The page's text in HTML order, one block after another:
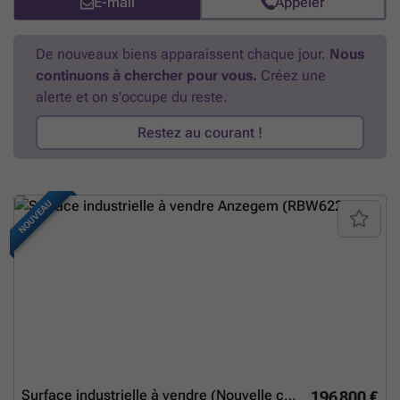
Andreas ###En savoir plus ?
De nouveaux biens apparaissent chaque jour. Nous
continuons à chercher pour vous. Créez une
alerte et on s'occupe du reste.
Restez au courant !
NOUVEAU
Surface industrielle à vendre (Nouvelle construction)